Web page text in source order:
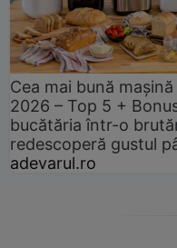
Cea mai bună
2026 – Top 5 +
bucătăria într-o
redescoperă gustul
adevarul.ro